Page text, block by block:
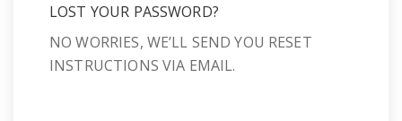
LOST YOUR PASSWORD?
NO WORRIES, WE’LL SEND YOU RESET
INSTRUCTIONS VIA EMAIL.